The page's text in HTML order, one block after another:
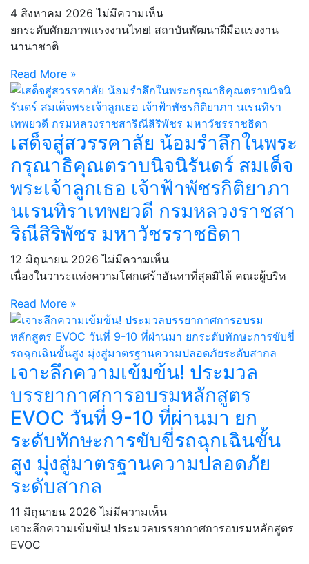
4 สิงหาคม 2026ไม่มีความเห็น
ยกระดับศักยภาพแรงงานไทย! สถาบันพัฒนาฝีมือแรงงาน
นานาชาติ
Read More »
เสด็จสู่สวรรคาลัย น้อมรำลึกในพระ
กรุณาธิคุณตราบนิจนิรันดร์ สมเด็จ
พระเจ้าลูกเธอ เจ้าฟ้าพัชรกิติยาภา
นเรนทิราเทพยวดี กรมหลวงราชสา
ริณีสิริพัชร มหาวัชรราชธิดา
12 มิถุนายน 2026ไม่มีความเห็น
เนื่องในวาระแห่งความโศกเศร้าอันหาที่สุดมิได้ คณะผู้บริห
Read More »
เจาะลึกความเข้มข้น! ประมวล
บรรยากาศการอบรมหลักสูตร
EVOC วันที่ 9-10 ที่ผ่านมา ยก
ระดับทักษะการขับขี่รถฉุกเฉินขั้น
สูง มุ่งสู่มาตรฐานความปลอดภัย
ระดับสากล
11 มิถุนายน 2026ไม่มีความเห็น
เจาะลึกความเข้มข้น! ประมวลบรรยากาศการอบรมหลักสูตร
EVOC